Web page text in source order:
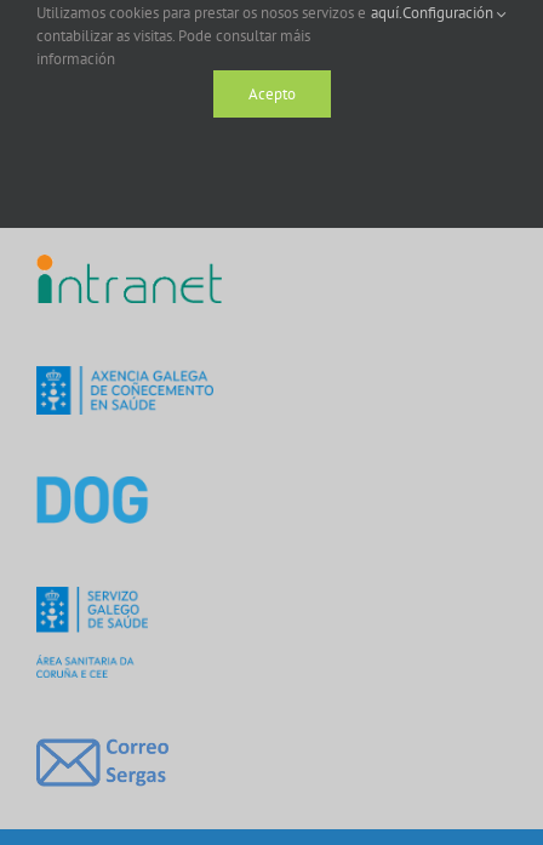
Utilizamos cookies para prestar os nosos servizos e
contabilizar as visitas. Pode consultar máis
información
aquí.Configuración
Acepto